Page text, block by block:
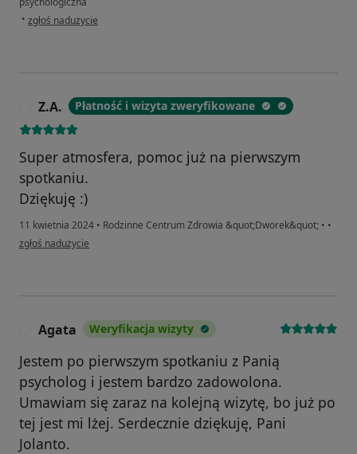
• w opinii użytkownika Gj
zgłoś nadużycie
Z.A. Płatność i wizyta zweryfikowane
Super atmosfera, pomoc już na pierwszym
spotkaniu.
Dziękuję :)
11 kwietnia 2024 • Rodzinne Centrum Zdrowia &quot;Dworek&quot; • •
w opinii użytkownika Z.A.
zgłoś nadużycie
Agata Weryfikacja wizyty
Jestem po pierwszym spotkaniu z Panią
psycholog i jestem bardzo zadowolona.
Umawiam się zaraz na kolejną wizytę, bo już po
tej jest mi lżej. Serdecznie dziękuję, Pani
Jolanto.